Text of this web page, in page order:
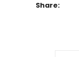
Share: